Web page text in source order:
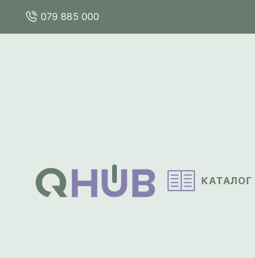
079 885 000
КАТАЛОГ